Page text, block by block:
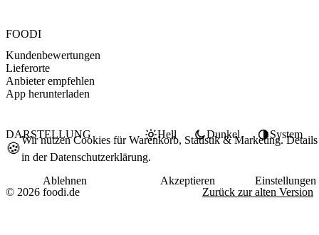
FOODI
Kundenbewertungen
Lieferorte
Anbieter empfehlen
App herunterladen
DARSTELLUNG Hell Dunkel System
© 2026 foodi.de Zurück zur alten Version
🍪Wir nutzen Cookies für Warenkorb, Statistik & Marketing. Details
in derDatenschutzerklärung.
Ablehnen
Akzeptieren Einstellungen